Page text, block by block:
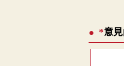
*意